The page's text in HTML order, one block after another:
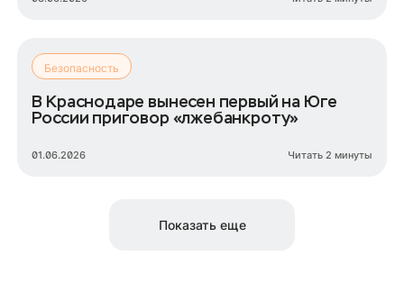
Безопасность
В Краснодаре вынесен первый на Юге
России приговор «лжебанкроту»
01.06.2026 Читать 2 минуты
Показать еще